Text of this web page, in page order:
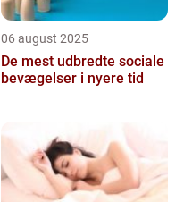
06 august 2025
De mest udbredte sociale
bevægelser i nyere tid